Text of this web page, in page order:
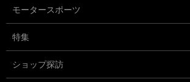
モータースポーツ
特集
ショップ探訪